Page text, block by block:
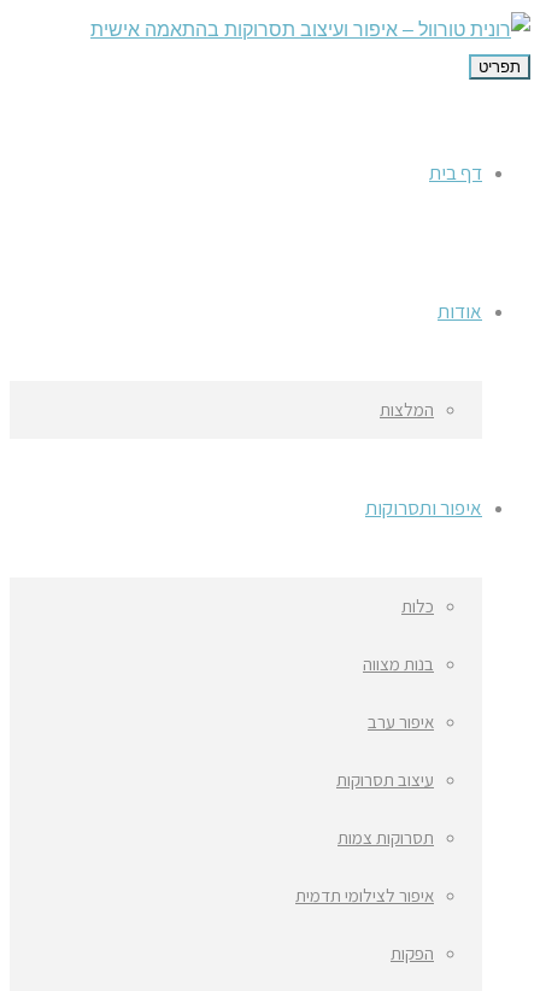
תפריט
דף בית
אודות
המלצות
איפור ותסרוקות
כלות
בנות מצווה
איפור ערב
עיצוב תסרוקות
תסרוקות צמות
איפור לצילומי תדמית
הפקות